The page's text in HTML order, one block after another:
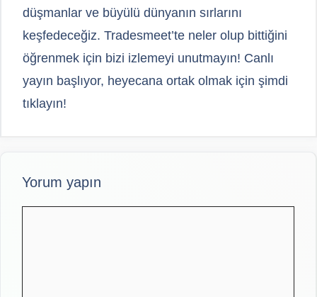
düşmanlar ve büyülü dünyanın sırlarını
keşfedeceğiz. Tradesmeet’te neler olup bittiğini
öğrenmek için bizi izlemeyi unutmayın! Canlı
yayın başlıyor, heyecana ortak olmak için şimdi
tıklayın!
Yorum yapın